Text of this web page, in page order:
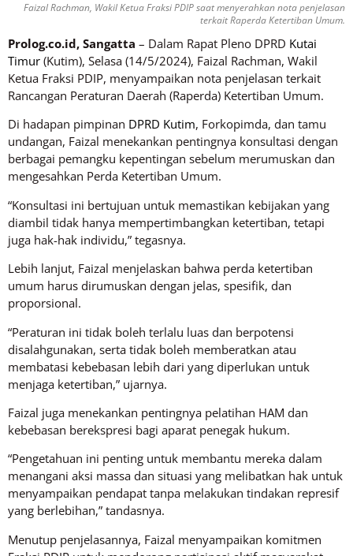
Faizal Rachman, Wakil Ketua Fraksi PDIP saat menyerahkan nota penjelasan
terkait Raperda Ketertiban Umum.
Prolog.co.id, Sangatta – Dalam Rapat Pleno DPRD Kutai
Timur (Kutim), Selasa (14/5/2024), Faizal Rachman, Wakil
Ketua Fraksi PDIP, menyampaikan nota penjelasan terkait
Rancangan Peraturan Daerah (Raperda) Ketertiban Umum.
Di hadapan pimpinan DPRD Kutim, Forkopimda, dan tamu
undangan, Faizal menekankan pentingnya konsultasi dengan
berbagai pemangku kepentingan sebelum merumuskan dan
mengesahkan Perda Ketertiban Umum.
“Konsultasi ini bertujuan untuk memastikan kebijakan yang
diambil tidak hanya mempertimbangkan ketertiban, tetapi
juga hak-hak individu,” tegasnya.
Lebih lanjut, Faizal menjelaskan bahwa perda ketertiban
umum harus dirumuskan dengan jelas, spesifik, dan
proporsional.
“Peraturan ini tidak boleh terlalu luas dan berpotensi
disalahgunakan, serta tidak boleh memberatkan atau
membatasi kebebasan lebih dari yang diperlukan untuk
menjaga ketertiban,” ujarnya.
Faizal juga menekankan pentingnya pelatihan HAM dan
kebebasan berekspresi bagi aparat penegak hukum.
“Pengetahuan ini penting untuk membantu mereka dalam
menangani aksi massa dan situasi yang melibatkan hak untuk
menyampaikan pendapat tanpa melakukan tindakan represif
yang berlebihan,” tandasnya.
Menutup penjelasannya, Faizal menyampaikan komitmen